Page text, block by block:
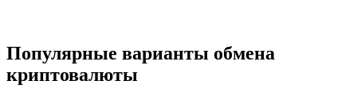
Популярные варианты обмена
криптовалюты